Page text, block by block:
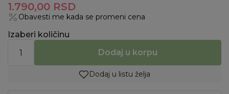
skakanja u vodu.
Anti-fog premaz:
protiv magljenja, omogućavajući kristalno jasan pogled pod
Uzrast:3+ godine.
1.790,00 RSD
Obavesti me kada se promeni cena
Izaberi količinu
Dodaj u korpu
Dodaj u listu želja